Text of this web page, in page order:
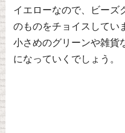
イエローなので、ビーズ
のものをチョイスしてい
小さめのグリーンや雑貨
になっていくでしょう。